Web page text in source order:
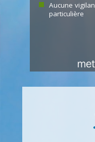
Aucune
particulière